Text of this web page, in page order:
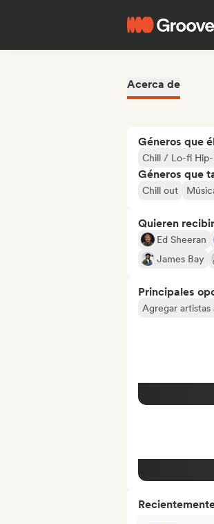
Acerca de
Géneros que
Chill / Lo-fi
Géneros que
Chill out
Quieren
Ed Sheeran
James Bay
Principales
Agregar